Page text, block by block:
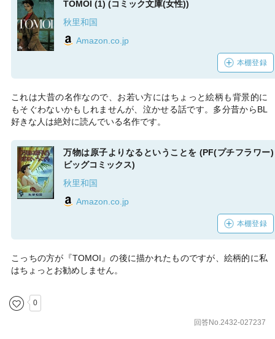
TOMOI (1) (コミック文庫(女性))
秋里和国
Amazon.co.jp
本棚登録
これは大昔の名作なので、お若い方にはちょっと絵柄も背景的に
もそぐわないかもしれませんが、泣かせる話です。多分昔からBL
好きな人は絶対に読んでいる名作です。
万物は原子よりなるということを (PF(プチフラワー)
ビッグコミックス)
秋里和国
Amazon.co.jp
本棚登録
こっちの方が『TOMOI』の後に描かれたものですが、絵柄的に私
はちょっとお勧めしません。
0
回答No.2432-027237